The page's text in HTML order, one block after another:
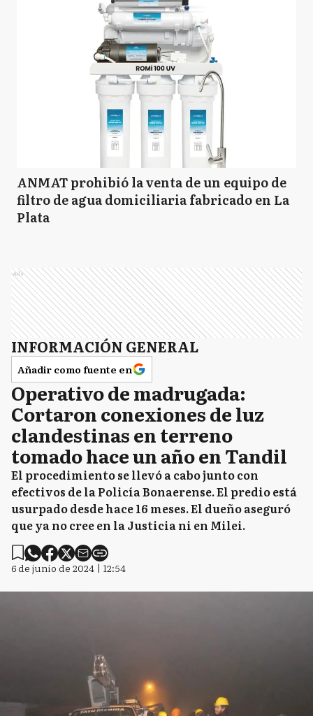
San Isidro
SM San Miguel
Suipacha
T Tigre
VL Vicente López
A Arrecifes
B Baradero
CS Capitán Sarmiento
CD Carmen de Areco
P Pergamino
ANMAT prohibió la venta de un equipo de
filtro de agua domiciliaria fabricado en La
Plata
Ads
INFORMACIÓN GENERAL
Añadir como fuente en
Operativo de madrugada:
Cortaron conexiones de luz
clandestinas en terreno
tomado hace un año en Tandil
El procedimiento se llevó a cabo junto con
efectivos de la Policía Bonaerense. El predio está
usurpado desde hace 16 meses. El dueño aseguró
que ya no cree en la Justicia ni en Milei.
6 de junio de 2024 | 12:54